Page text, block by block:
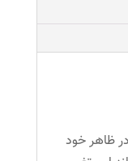
ظاهر خود